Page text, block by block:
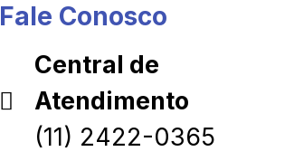
Fale Conosco
Central de
Atendimento
(11) 2422-0365